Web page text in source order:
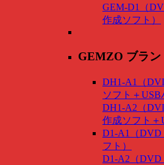
GEM-D1（
作成ソフト）
GEMZO ブラン
DH1-A1（
ソフト＋USB
DH1-A2（
作成ソフト＋
D1-A1（DVD
フト）
D1-A2（